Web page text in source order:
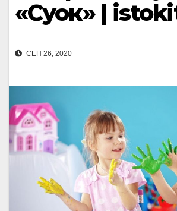
«Суок» |
СЕН 26, 2020